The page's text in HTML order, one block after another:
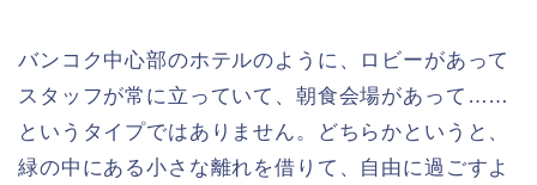
バンコク中心部のホテルのように、ロビーがあって
スタッフが常に立っていて、朝食会場があって……
というタイプではありません。どちらかというと、
緑の中にある小さな離れを借りて、自由に過ごすよ